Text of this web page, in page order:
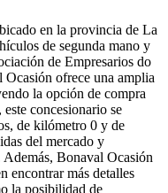
en la provincia de La
de segunda mano y
de Empresarios do
ofrece una amplia
la opción de compra
concesionario se
de kilómetro 0 y de
del mercado y
Además, Bonaval Ocasión
encontrar más detalles
la posibilidad de